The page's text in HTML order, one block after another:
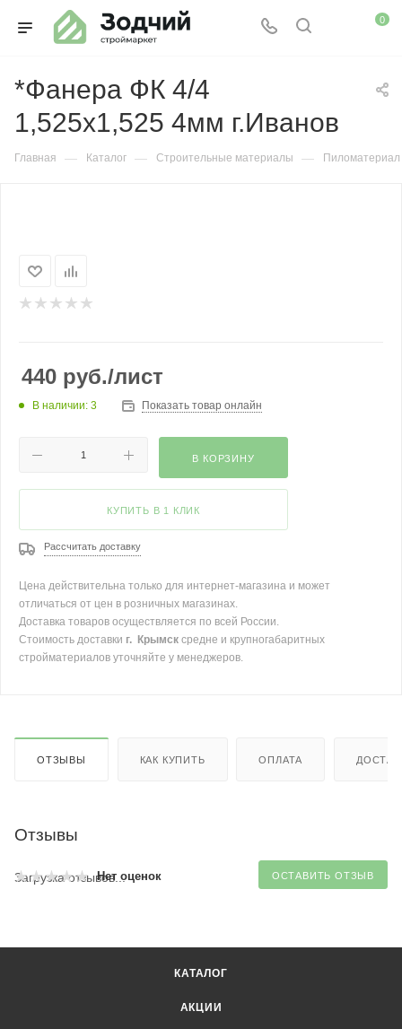
0
*Фанера ФК 4/4
1,525х1,525 4мм г.Иванов
Главная — Каталог — Строительные материалы — Пиломатериал
440 руб./лист
В наличии: 3 Показать товар онлайн
В КОРЗИНУ
КУПИТЬ В 1 КЛИК
Рассчитать доставку
Цена действительна только для интернет-магазина и может
отличаться от цен в розничных магазинах.
Доставка товаров осуществляется по всей России.
Стоимость доставки г. Крымск средне и крупногабаритных
стройматериалов уточняйте у менеджеров.
ОТЗЫВЫ КАК КУПИТЬ ОПЛАТА
Отзывы
Нет оценок ОСТАВИТЬ ОТЗЫВ
Загрузка отзывов...
КАТАЛОГ
АКЦИИ